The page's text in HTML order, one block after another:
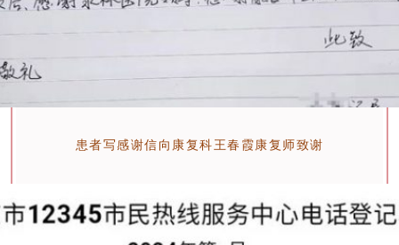
患者写感谢信向康复科王春霞康复师致谢